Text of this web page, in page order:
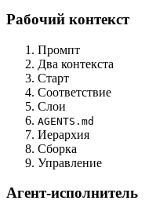
Рабочий контекст
Промпт
Два контекста
Старт
Соответствие
Слои
AGENTS.md
Иерархия
Сборка
Управление
Агент-исполнитель